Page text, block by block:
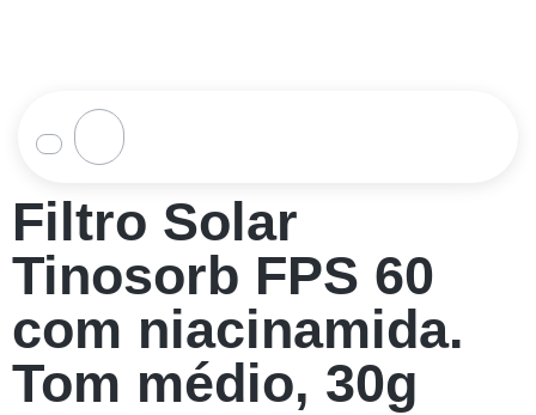
Filtro Solar
Tinosorb FPS 60
com niacinamida.
Tom médio, 30g